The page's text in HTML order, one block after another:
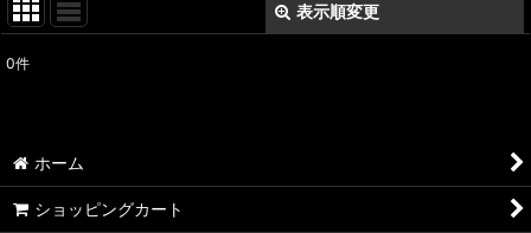
表示順変更
0件
ホーム
ショッピングカート